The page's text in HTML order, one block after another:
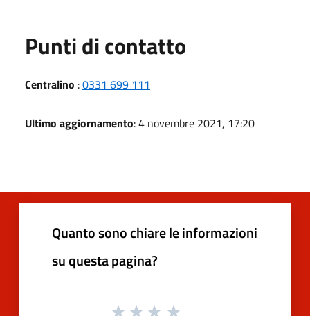
Punti di contatto
Centralino :0331 699 111
Ultimo aggiornamento: 4 novembre 2021, 17:20
Quanto sono chiare le informazioni
su questa pagina?